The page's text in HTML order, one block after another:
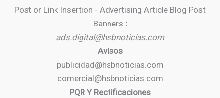
Post or Link Insertion - Advertising Article Blog Post
Banners :
ads.digital@hsbnoticias.com
Avisos
publicidad@hsbnoticias.com
comercial@hsbnoticias.com
PQR Y Rectificaciones